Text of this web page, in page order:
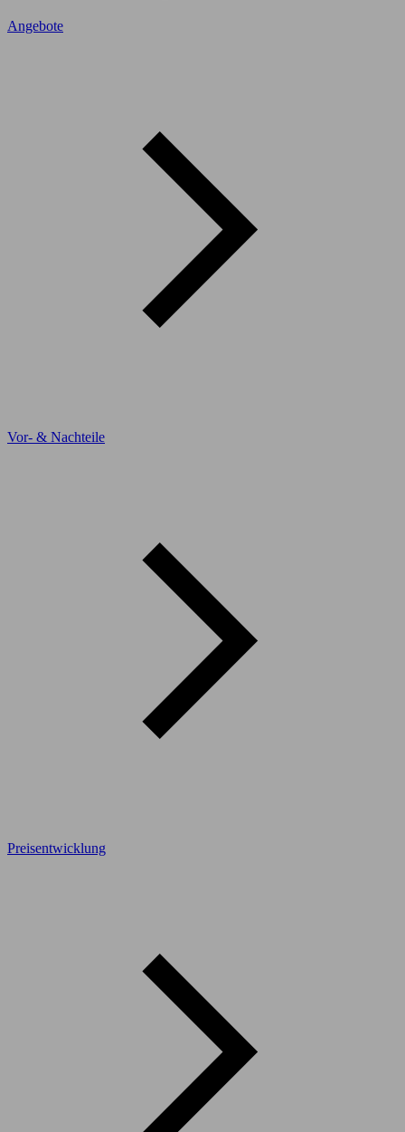
Angebote
Vor- & Nachteile
Preisentwicklung